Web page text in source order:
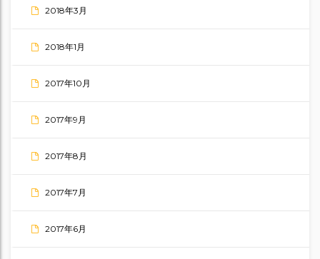
2018年3月
2018年1月
2017年10月
2017年9月
2017年8月
2017年7月
2017年6月